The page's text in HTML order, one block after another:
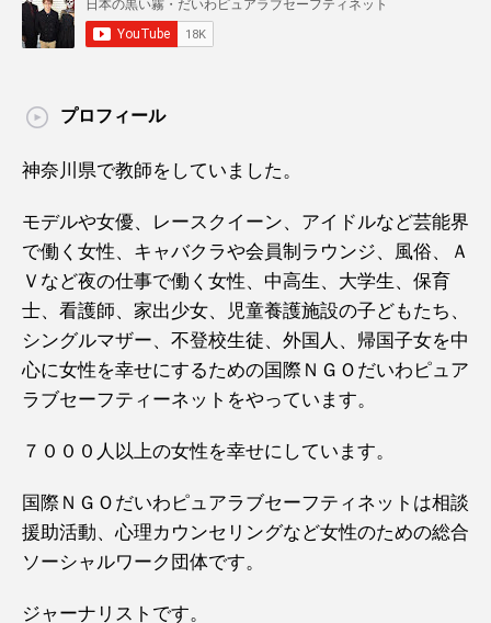
プロフィール
神奈川県で教師をしていました。
モデルや女優、レースクイーン、アイドルなど芸能界
で働く女性、キャバクラや会員制ラウンジ、風俗、Ａ
Ｖなど夜の仕事で働く女性、中高生、大学生、保育
士、看護師、家出少女、児童養護施設の子どもたち、
シングルマザー、不登校生徒、外国人、帰国子女を中
心に女性を幸せにするための国際ＮＧＯだいわピュア
ラブセーフティーネットをやっています。
７０００人以上の女性を幸せにしています。
国際ＮＧＯだいわピュアラブセーフティネットは相談
援助活動、心理カウンセリングなど女性のための総合
ソーシャルワーク団体です。
ジャーナリストです。